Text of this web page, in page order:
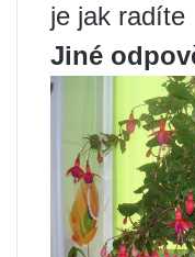
je jak radíte
Jiné